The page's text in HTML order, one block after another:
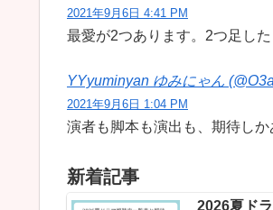
2021年9月6日 4:41 PM
最愛が2つあります。2つ足し
YYyuminyan ゆみにゃん
2021年9月6日 1:04 PM
演者も脚本も演出も、期待し
新着記事
2026夏ド